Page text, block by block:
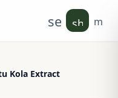
search
Kola Extract